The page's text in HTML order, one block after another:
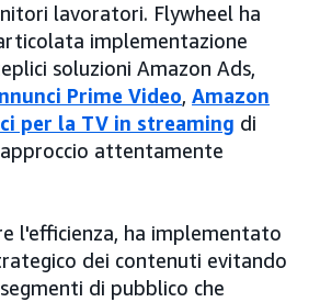
lavoratori. Flywheel ha
implementazione
soluzioni Amazon Ads,
Prime Video, Amazon
per la TV in streaming di
attentamente
l'efficienza, ha implementato
dei contenuti evitando
di pubblico che